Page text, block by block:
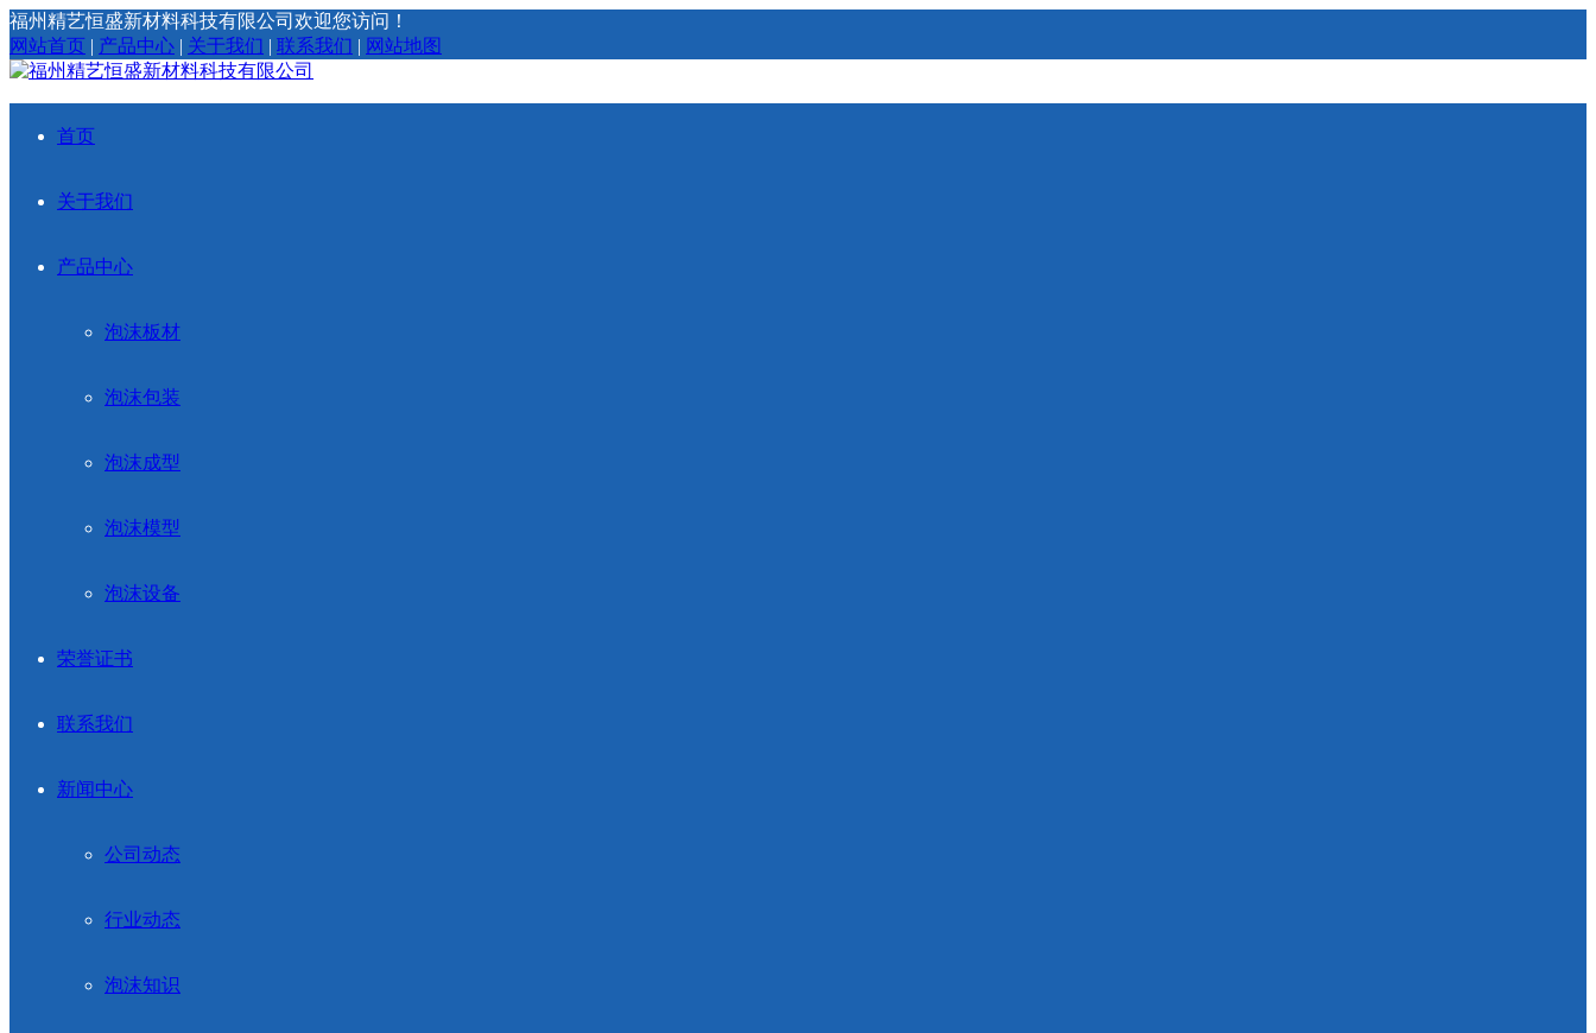
福州精艺恒盛新材料科技有限公司欢迎您访问！
网站首页 | 产品中心 | 关于我们 | 联系我们 | 网站地图
首页
关于我们
产品中心
泡沫板材
泡沫包装
泡沫成型
泡沫模型
泡沫设备
荣誉证书
联系我们
新闻中心
公司动态
行业动态
泡沫知识